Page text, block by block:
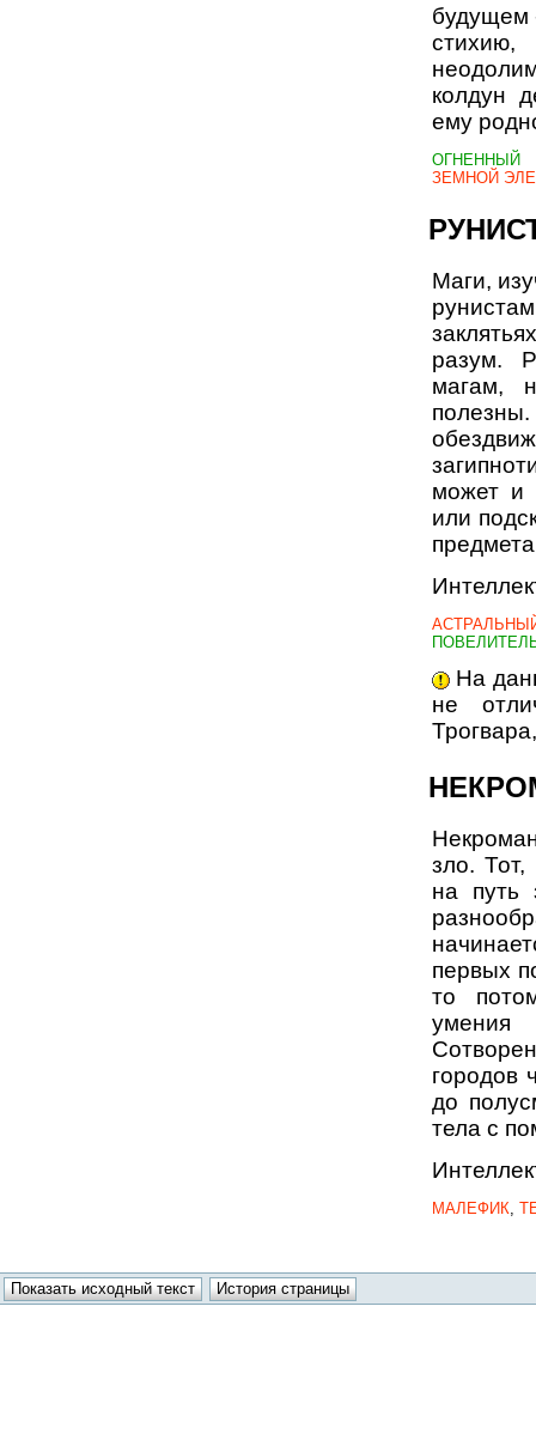
будущем
колдун
ему
ОГНЕННЫЙ
ЗЕМНОЙ
Маги,
разум.
магам,
может и
или
На
не
зло. Тот,
на путь
первых
то
умения
городов
до
тела с
МАЛЕФИК